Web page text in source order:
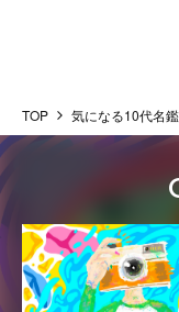
TOP 気になる10代名鑑